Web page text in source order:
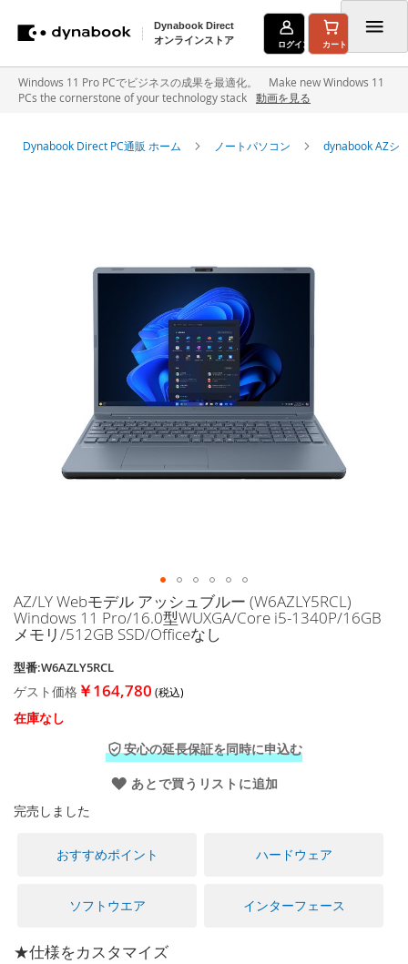
Dynabook Direct
オンラインストア
ログイン カート
Windows 11 Pro PCでビジネスの成果を最適化。 Make new Windows 11
PCs the cornerstone of your technology stack
動画を見る
Dynabook Direct PC通販 ホーム ノートパソコン dynabook AZシ
イ
メ
ー
ギ
ャ
ラ
リ
初
に
AZ/LY Webモデル アッシュブルー (W6AZLY5RCL)
Windows 11 Pro/16.0型WUXGA/Core i5-1340P/16GB
メモリ/512GB SSD/Officeなし
型番:W6AZLY5RCL
ゲスト価格 ￥164,780
在庫なし
安心の延長保証を同時に申込む
あとで買うリストに追加
完売しました
おすすめポイント ハードウェア
ソフトウエア インターフェース
★仕様をカスタマイズ